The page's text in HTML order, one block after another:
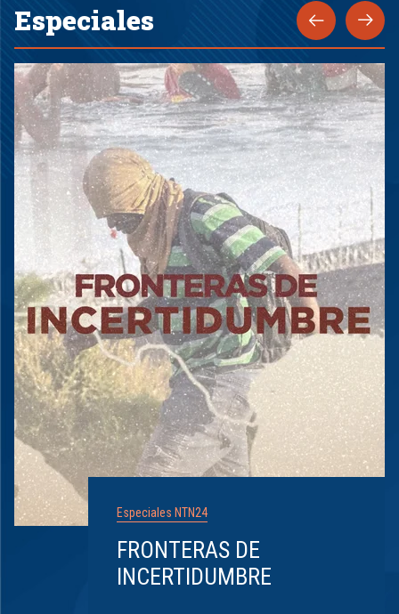
Especiales
Especiales NTN24
FRONTERAS DE
INCERTIDUMBRE